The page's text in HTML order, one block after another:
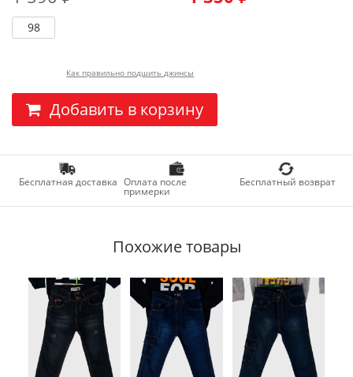
98
Как правильно подшить джинсы
Добавить в корзину
Бесплатная доставка Оплата после
примерки
Бесплатный возврат
Похожие товары